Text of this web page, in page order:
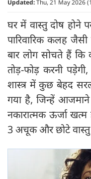
Updated:Thu, 21 May 2026
घर में वास्तु दोष होने
पारिवारिक कलह
बार लोग सोचते हैं
तोड़-फोड़ करनी
शास्त्र में कुछ बेहद
गया है, जिन्हें
नकारात्मक ऊर्जा
3 अचूक और छोटे वास्तु